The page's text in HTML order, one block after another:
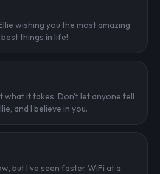
wishing you the most amazing
things in life!
what it takes. Don't let anyone tell
and I believe in you.
but I've seen faster WiFi at a